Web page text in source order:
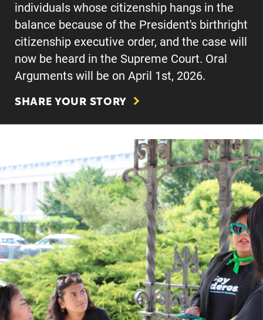
individuals whose citizenship hangs in the
balance because of the President's birthright
citizenship executive order, and the case will
now be heard in the Supreme Court. Oral
Arguments will be on April 1st, 2026.
SHARE YOUR STORY